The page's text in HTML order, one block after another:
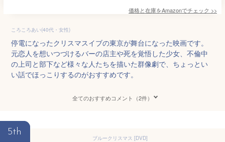
価格と在庫をAmazonでチェック >>
ころころあい(40代・女性)
停電になったクリスマスイブの東京が舞台になった映画です。
元恋人を想いつづけるバーの店主や死を覚悟した少女、不倫中
の上司と部下など様々な人たちを描いた群像劇で、ちょっとい
い話でほっこりするのがおすすめです。
全てのおすすめコメント（2件）
5th
ブルークリスマス [DVD]